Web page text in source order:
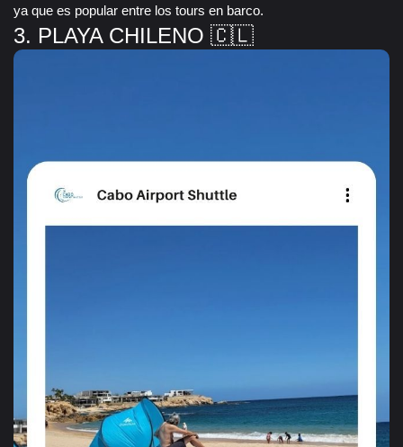
ya que es popular entre los tours en barco.
3. PLAYA CHILENO 🇨🇱